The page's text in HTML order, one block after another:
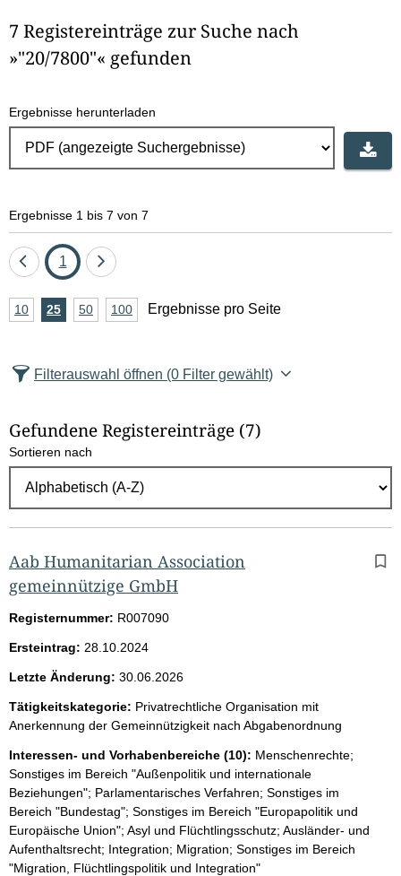
7 Registereinträge zur Suche nach
»"20/7800"« gefunden
Ergebnisse herunterladen
Ergebnisse 1 bis 7 von 7
Eine
zurück
Seite
1
Eine
vor
A
z
l
E
g
e
b
n
i
e
p
r
o
S
e
i
t
10Ergebnisse
25Ergebnisse
50Ergebnisse
100Ergebnisse
Ergebnisse pro Seite
Filterauswahl öffnen (0 Filter gewählt)
Gefundene Registereinträge (7)
Sortieren nach
Aab Humanitarian Association
gemeinnützige GmbH
Registernummer: R007090
Ersteintrag: 28.10.2024
Letzte Änderung: 30.06.2026
Tätigkeitskategorie: Privatrechtliche Organisation mit
Anerkennung der Gemeinnützigkeit nach Abgabenordnung
Interessen- und Vorhabenbereiche (10): Menschenrechte;
Sonstiges im Bereich "Außenpolitik und internationale
Beziehungen"; Parlamentarisches Verfahren; Sonstiges im
Bereich "Bundestag"; Sonstiges im Bereich "Europapolitik und
Europäische Union"; Asyl und Flüchtlingsschutz; Ausländer- und
Aufenthaltsrecht; Integration; Migration; Sonstiges im Bereich
"Migration, Flüchtlingspolitik und Integration"